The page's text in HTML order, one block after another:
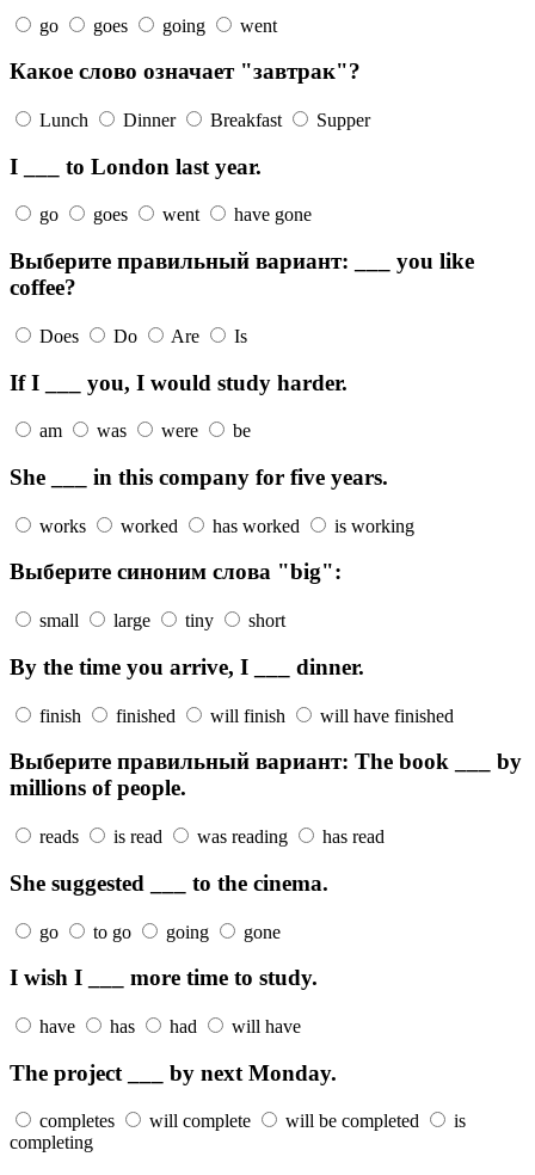
go goes going went
Какое слово означает "завтрак"?
Lunch Dinner Breakfast Supper
I ___ to London last year.
go goes went have gone
Выберите правильный вариант: ___ you like
coffee?
Does Do Are Is
If I ___ you, I would study harder.
am was were be
She ___ in this company for five years.
works worked has worked is working
Выберите синоним слова "big":
small large tiny short
By the time you arrive, I ___ dinner.
finish finished will finish will have finished
Выберите правильный вариант: The book ___ by
millions of people.
reads is read was reading has read
She suggested ___ to the cinema.
go to go going gone
I wish I ___ more time to study.
have has had will have
The project ___ by next Monday.
completes will complete will be completed
is
completing